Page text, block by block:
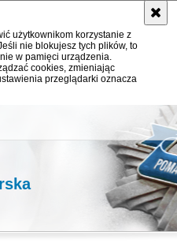
użytkownikom korzystanie z
nie blokujesz tych plików, to
w pamięci urządzenia.
cookies, zmieniając
przeglądarki oznacza